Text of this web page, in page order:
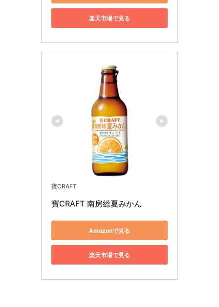
楽天市場で見る
寶CRAFT
寶CRAFT 南房総夏みかん
Amazonで見る
楽天市場で見る